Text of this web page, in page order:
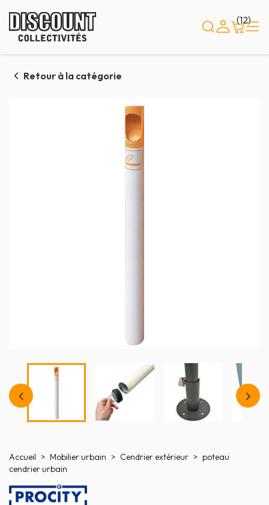
(12)
Retour à la catégorie
Accueil Mobilier urbain Cendrier extérieur
poteau
cendrier urbain